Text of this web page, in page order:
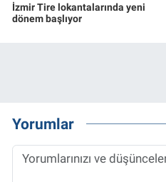
İzmir Tire lokantalarında yeni
dönem başlıyor
Yorumlar